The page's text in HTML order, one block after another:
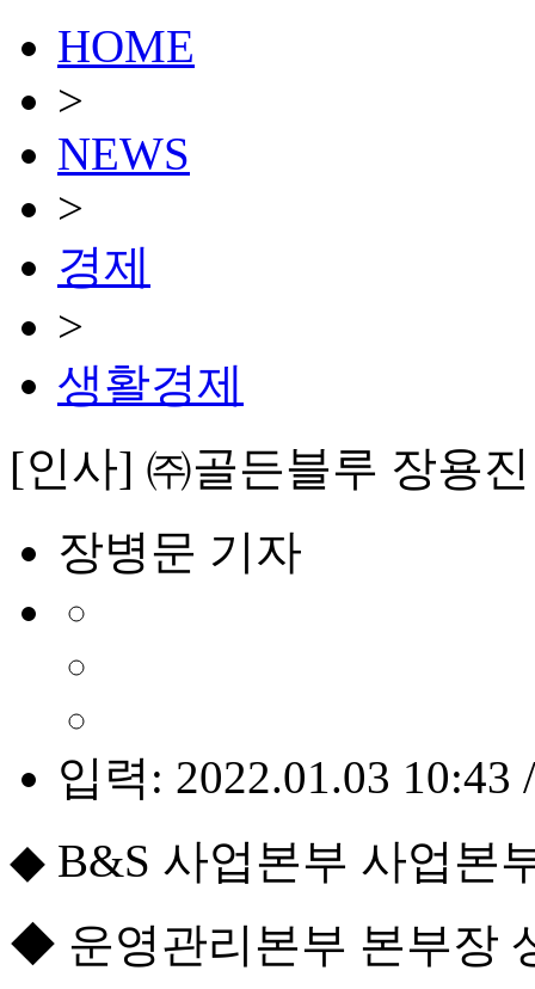
HOME
>
NEWS
>
경제
>
생활경제
[인사] ㈜골든블루 장용
장병문 기자
입력: 2022.01.03 10:43
◆ B&S 사업본부 사업본
◆ 운영관리본부 본부장